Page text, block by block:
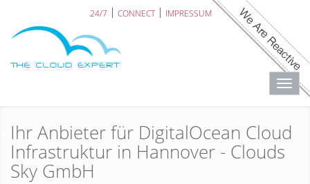
24/7 CONNECT IMPRESSUM
Ihr Anbieter für DigitalOcean Cloud
Infrastruktur in Hannover - Clouds
Sky GmbH